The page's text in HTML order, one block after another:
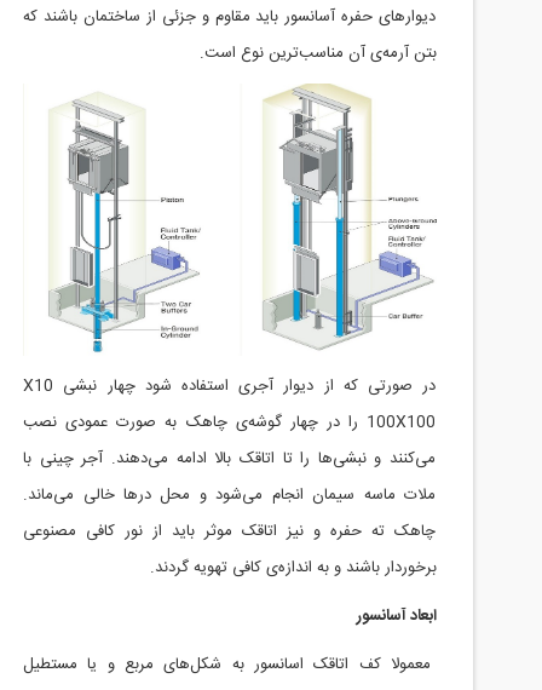
دیوار‌های حفره آسانسور باید مقاوم و جزئی از ساختمان باشند که
بتن آرمه‌ی آن مناسب‌ترین نوع است.
در صورتی که از دیوار آجری استفاده شود چهار نبشی 10
X
100 را در چهار گوشه‌ی چاهک به صورت عمودی نصب
می‌کنند و نبشی‌ها را تا اتاقک بالا ادامه می‌دهند. آجر چینی با
ملات ماسه سیمان انجام می‌شود و محل درها خالی می‌ماند.
چاهک ته حفره و نیز اتاقک موثر باید از نور کافی مصنوعی
برخوردار باشند و به اندازه‌ی کافی تهویه گردند.
ابعاد آسانسور
معمولا کف اتاقک اسانسور به شکل‌های مربع و یا مستطیل